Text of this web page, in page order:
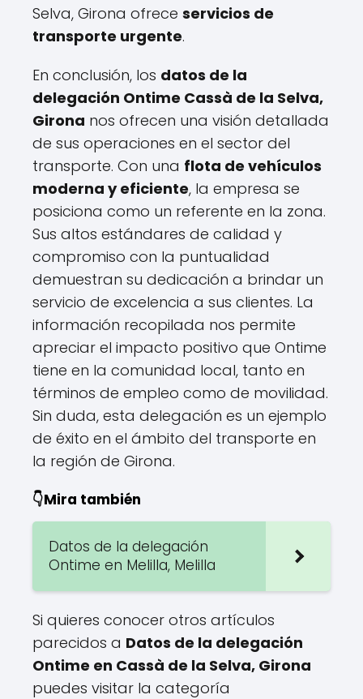
Selva, Girona ofrece servicios de
transporte urgente.
En conclusión, los datos de la
delegación Ontime Cassà de la Selva,
Girona nos ofrecen una visión detallada
de sus operaciones en el sector del
transporte. Con una flota de vehículos
moderna y eficiente, la empresa se
posiciona como un referente en la zona.
Sus altos estándares de calidad y
compromiso con la puntualidad
demuestran su dedicación a brindar un
servicio de excelencia a sus clientes. La
información recopilada nos permite
apreciar el impacto positivo que Ontime
tiene en la comunidad local, tanto en
términos de empleo como de movilidad.
Sin duda, esta delegación es un ejemplo
de éxito en el ámbito del transporte en
la región de Girona.
👇Mira también
Datos de la delegación
Ontime en Melilla, Melilla
Si quieres conocer otros artículos
parecidos a Datos de la delegación
Ontime en Cassà de la Selva, Girona
puedes visitar la categoría